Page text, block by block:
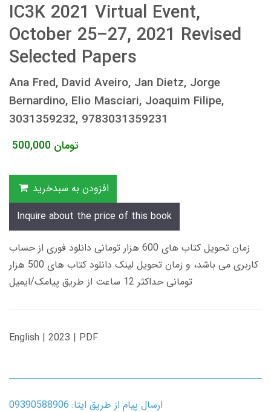
IC3K 2021 Virtual Event,
October 25–27, 2021 Revised
Selected Papers
Ana Fred, David Aveiro, Jan Dietz, Jorge
Bernardino, Elio Masciari, Joaquim Filipe,
3031359232, 9783031359231
500,000 تومان
افزودن به سبدخرید
Inquire about the price of this book
زمان تحویل کتاب های 600 هزار تومانی دانلود فوری از حساب
کاربری می باشد، و زمان تحویل لینک دانلود کتاب های 500 هزار
تومانی حداکثر 12 ساعت از طریق پیامک/ایمیل
English | 2023 | PDF
ارسال پیام از طریق ایتا: 09390588906